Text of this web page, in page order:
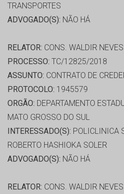
TRANSPORTES
ADVOGADO(S): NÃO HÁ
RELATOR: CONS. WALDIR
PROCESSO: TC/12825/2018
ASSUNTO: CONTRATO DE
PROTOCOLO: 1945579
ORGÃO: DEPARTAMENTO
MATO GROSSO DO SUL
INTERESSADO(S): POLICLINICA
ROBERTO HASHIOKA SOLER
ADVOGADO(S): NÃO HÁ
RELATOR: CONS. WALDIR